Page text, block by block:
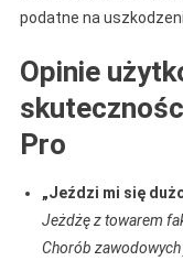
podatne na
Opinie
Pro
„Jeździ mi się
Jeżdżę z towarem
Chorób